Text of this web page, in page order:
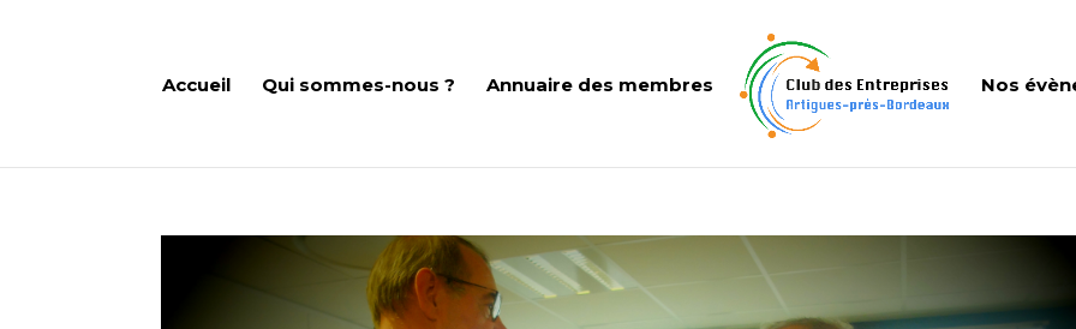
Accueil Qui sommes-nous ? Annuaire des membres Nos